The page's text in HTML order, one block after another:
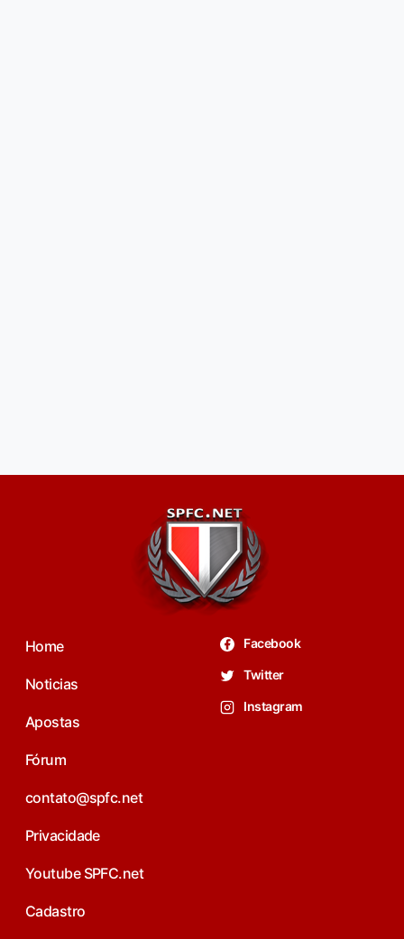
Home
Noticias
Apostas
Fórum
contato@spfc.net
Privacidade
Youtube SPFC.net
Cadastro
Facebook
Twitter
Instagram